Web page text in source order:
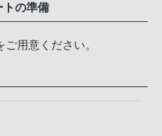
トの準備
用意ください。